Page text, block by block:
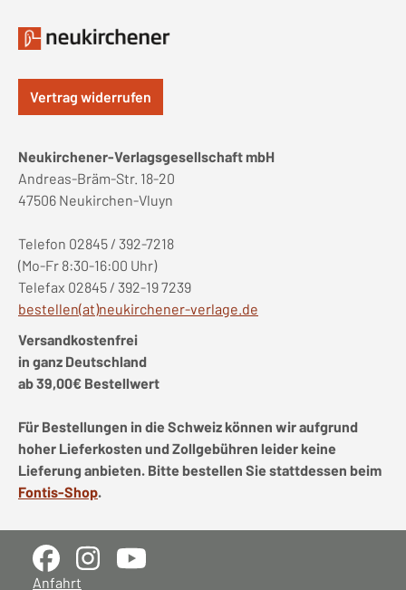
Vertrag widerrufen
Neukirchener-Verlagsgesellschaft mbH
Andreas-Bräm-Str. 18-20
47506 Neukirchen-Vluyn
Telefon 02845 / 392-7218
(Mo-Fr 8:30-16:00 Uhr)
Telefax 02845 / 392-19 7239
bestellen(at)neukirchener-verlage.de
Versandkostenfrei
in ganz Deutschland
ab 39,00€ Bestellwert
Für Bestellungen in die Schweiz können wir aufgrund
hoher Lieferkosten und Zollgebühren leider keine
Lieferung anbieten. Bitte bestellen Sie stattdessen beim
Fontis-Shop.
Anfahrt